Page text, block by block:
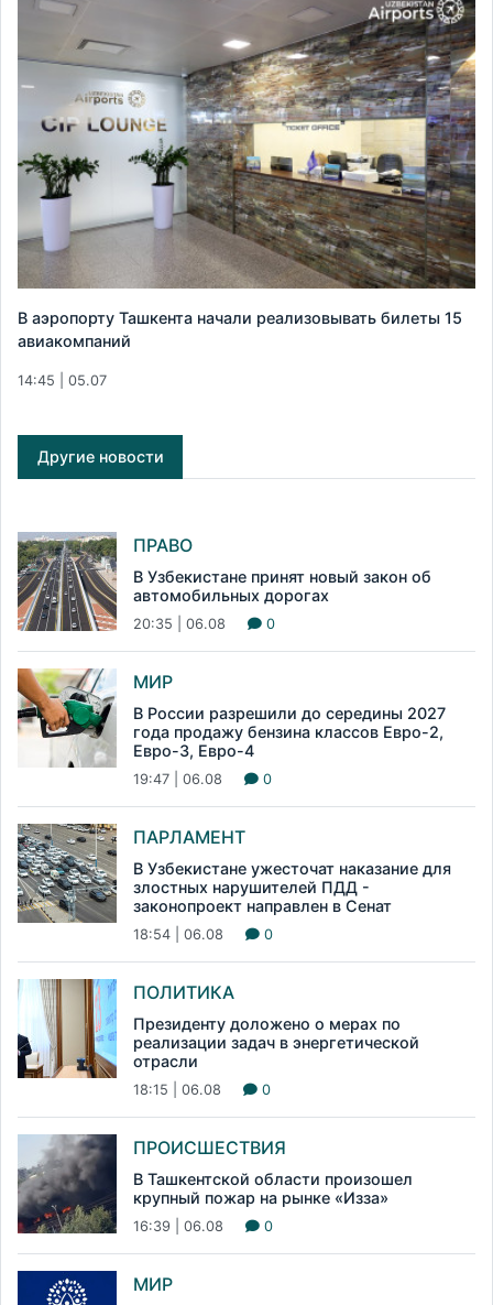
В аэропорту Ташкента начали реализовывать билеты 15
авиакомпаний
14:45 | 05.07
Другие новости
ПРАВО
В Узбекистане принят новый закон об
автомобильных дорогах
20:35 | 06.08 0
МИР
В России разрешили до середины 2027
года продажу бензина классов Евро-2,
Евро-3, Евро-4
19:47 | 06.08 0
ПАРЛАМЕНТ
В Узбекистане ужесточат наказание для
злостных нарушителей ПДД -
законопроект направлен в Сенат
18:54 | 06.08 0
ПОЛИТИКА
Президенту доложено о мерах по
реализации задач в энергетической
отрасли
18:15 | 06.08 0
ПРОИСШЕСТВИЯ
В Ташкентской области произошел
крупный пожар на рынке «Изза»
16:39 | 06.08 0
МИР